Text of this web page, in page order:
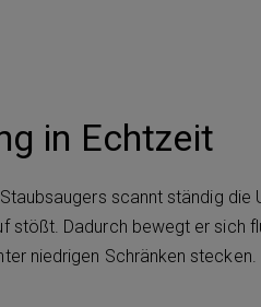
in Echtzeit
scannt ständig die
stößt. Dadurch bewegt er sich
niedrigen Schränken stecken.